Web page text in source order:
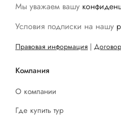
Мы уважаем вашу
Условия подписки на нашу
Правовая информация |
Компания
О компании
Где купить тур